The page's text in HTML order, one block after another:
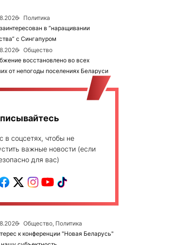
Политика
в “наращивании
с Сингапуром
Общество
восстановлено во всех
от непогоды поселениях Беларуси
в соцсетях, чтобы не
важные новости (если
для вас)
Общество, Политика
к конференции "Новая Беларусь"